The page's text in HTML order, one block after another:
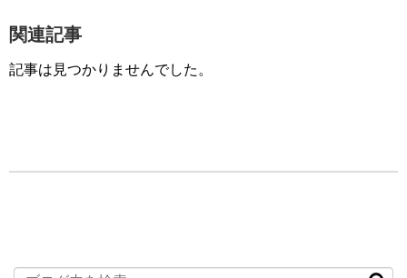
関連記事
記事は見つかりませんでした。